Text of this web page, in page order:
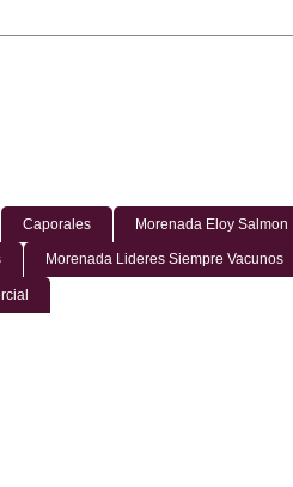
Caporales Morenada Eloy Salmon
Morenada Lideres Siempre Vacunos